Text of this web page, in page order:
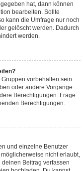
hat, dann können
bearbeiten. Sollte
kann die Umfrage nur noch
gelöscht werden. Dadurch
werden.
vorbehalten sein.
oder andere Vorgänge
Berechtigungen. Frage
Berechtigungen.
und einzelne Benutzer
nicht erlaubt,
Beitrag verfassen